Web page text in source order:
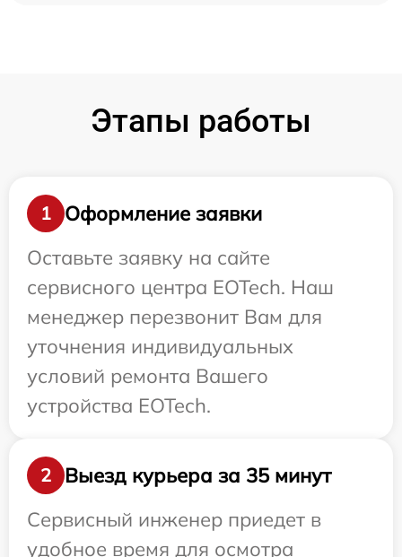
Этапы работы
1
Оформление заявки
Оставьте заявку на сайте
сервисного центра EOTech. Наш
менеджер перезвонит Вам для
уточнения индивидуальных
условий ремонта Вашего
устройства EOTech.
2
Выезд курьера за 35 минут
Сервисный инженер приедет в
удобное время для осмотра